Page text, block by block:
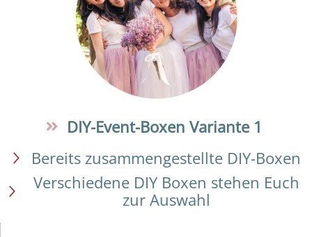
DIY-Event-Boxen Variante 1
Bereits zusammengestellte DIY-Boxen
Verschiedene DIY Boxen stehen Euch
zur Auswahl